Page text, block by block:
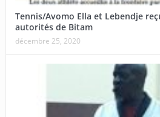
Tennis/Avomo Ella et Lebendje
autorités de Bitam
décembre 25, 2020